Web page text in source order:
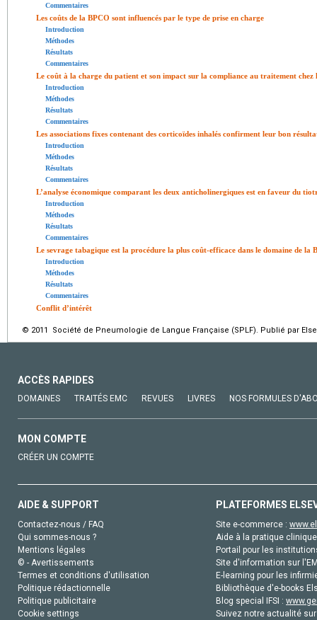
Commentaires
Les coûts de la BPCO sont influencés par le type de prise en charge
Introduction
Méthodes
Résultats
Commentaires
Le coût à la charge du patient et son impact sur la compliance au traitement chez
Introduction
Méthodes
Résultats
Commentaires
Les associations fixes contenant des corticoïdes inhalés confirment leur bon
Introduction
Méthodes
Résultats
Commentaires
L’analyse économique comparant les deux anticholinergiques est en faveur du
Introduction
Méthodes
Résultats
Commentaires
Le sevrage tabagique est la procédure la plus coût-efficace dans le domaine de la
Introduction
Méthodes
Résultats
Commentaires
Conflit d’intérêt
© 2011 Société de Pneumologie de Langue Française (SPLF). Publié par
ACCÈS RAPIDES
DOMAINES TRAITÉS EMC REVUES LIVRES NOS FORMULES
MON COMPTE
CRÉER UN COMPTE
AIDE & SUPPORT
Contactez-nous / FAQ
Qui sommes-nous ?
Mentions légales
© - Avertissements
Termes et conditions d'utilisation
Politique rédactionnelle
Politique publicitaire
Cookie settings
PLATEFORMES
Site e-commerce :
Aide à la pratique
Portail pour les
Site d'information sur
E-learning pour les
Bibliothèque d'e-books
Blog special IFSI :
Suivez notre actualité